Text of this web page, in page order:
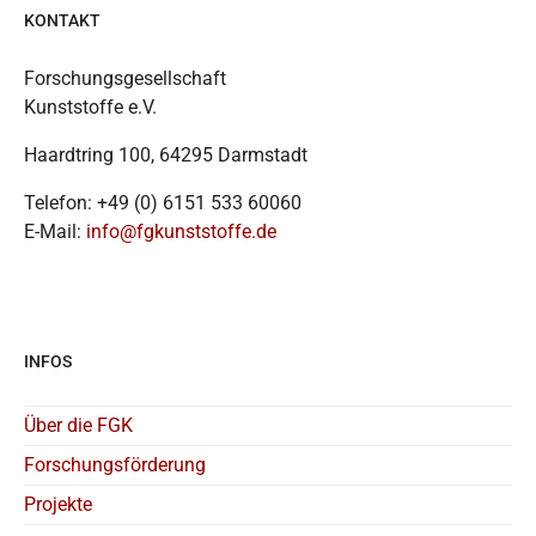
KONTAKT
Forschungsgesellschaft
Kunststoffe e.V.
Haardtring 100, 64295 Darmstadt
Telefon: +49 (0) 6151 533 60060
E-Mail: info@fgkunststoffe.de
INFOS
Über die FGK
Forschungsförderung
Projekte